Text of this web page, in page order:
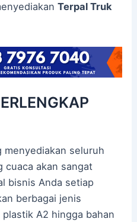
Terpal Truk
menyediakan seluruh
cuaca akan sangat
bisnis Anda setiap
berbagai jenis
A2 hingga bahan